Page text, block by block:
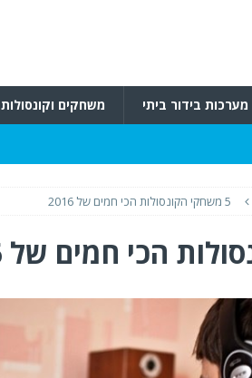
מערכות בידור ביתי משחקים וקונסולות
5 משחקי הקונסולות הכי חמים של 2016